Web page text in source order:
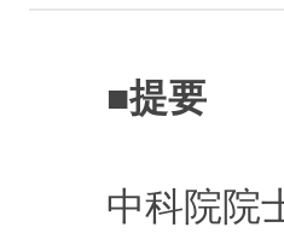
■提要
中科院院士